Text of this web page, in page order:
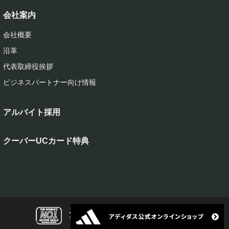
会社案内
会社概要
沿革
代表取締役挨拶
ビジネスパートナー向け情報
アルバイト採用
クーバーUCカード特典